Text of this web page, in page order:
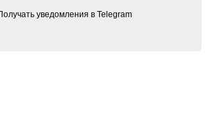
уведомления в Telegram